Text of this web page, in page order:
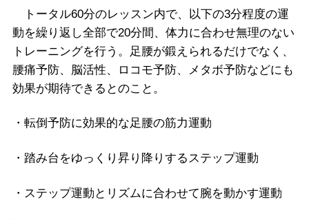
トータル60分のレッスン内で、以下の3分程度の運
動を繰り返し全部で20分間、体力に合わせ無理のない
トレーニングを行う。足腰が鍛えられるだけでなく、
腰痛予防、脳活性、ロコモ予防、メタボ予防などにも
効果が期待できるとのこと。
・転倒予防に効果的な足腰の筋力運動
・踏み台をゆっくり昇り降りするステップ運動
・ステップ運動とリズムに合わせて腕を動かす運動